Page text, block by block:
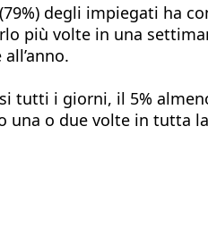
degli impiegati ha
più volte in una
i giorni, il 5%
o due volte in tutta